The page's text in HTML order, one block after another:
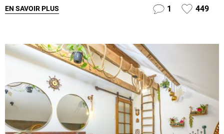
EN SAVOIR PLUS 1 449